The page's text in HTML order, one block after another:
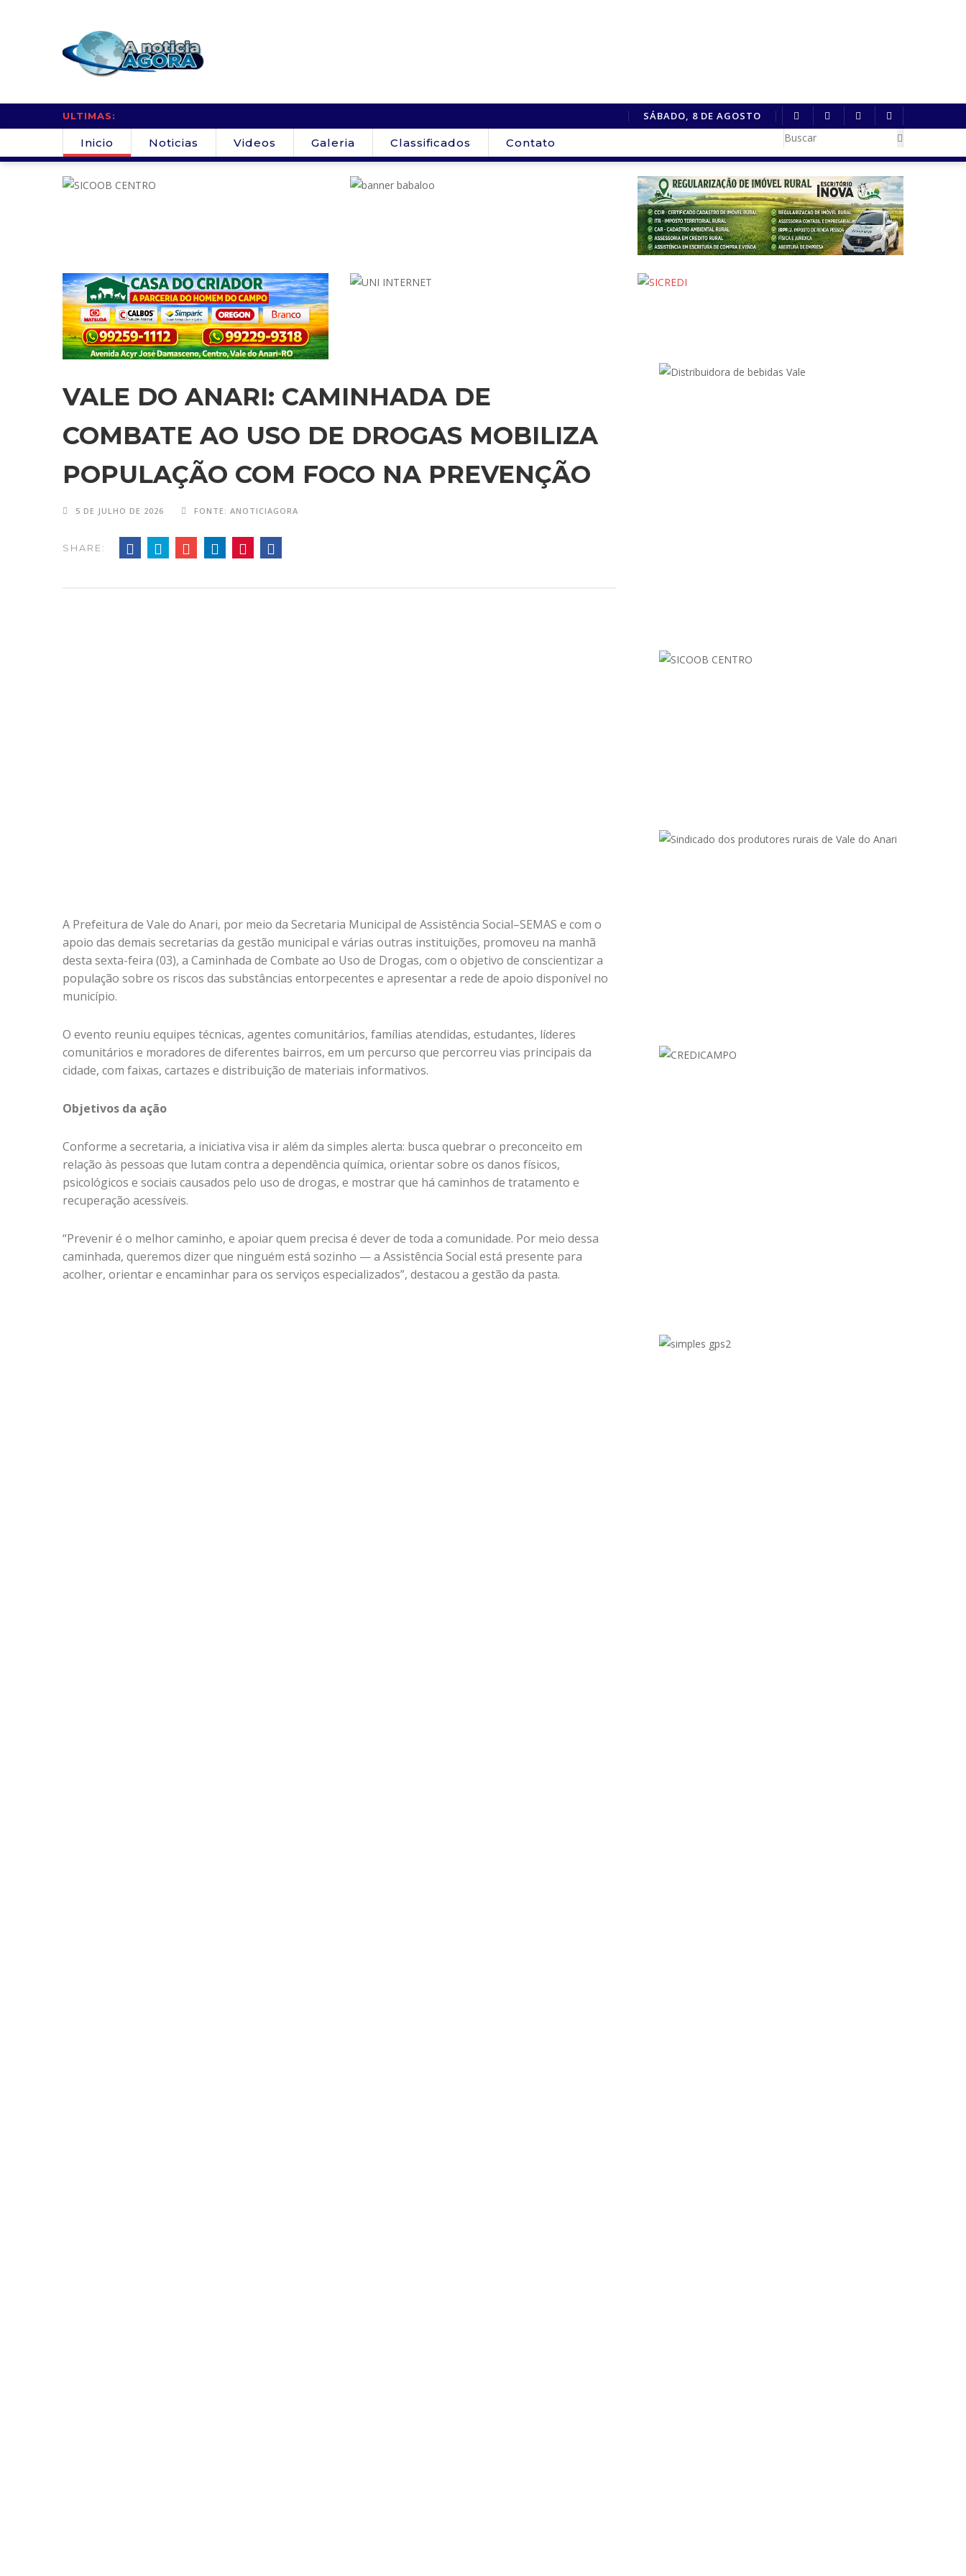
ULTIMAS: SÁBADO, 8 DE AGOSTO
Inicio Noticias Videos Galeria Classificados Contato
VALE DO ANARI: CAMINHADA DE
COMBATE AO USO DE DROGAS MOBILIZA
POPULAÇÃO COM FOCO NA PREVENÇÃO
5 DE JULHO DE 2026 FONTE: ANOTICIAGORA
SHARE:
A Prefeitura de Vale do Anari, por meio da Secretaria Municipal de Assistência Social–SEMAS e com o
apoio das demais secretarias da gestão municipal e várias outras instituições, promoveu na manhã
desta sexta-feira (03), a Caminhada de Combate ao Uso de Drogas, com o objetivo de conscientizar a
população sobre os riscos das substâncias entorpecentes e apresentar a rede de apoio disponível no
município.
O evento reuniu equipes técnicas, agentes comunitários, famílias atendidas, estudantes, líderes
comunitários e moradores de diferentes bairros, em um percurso que percorreu vias principais da
cidade, com faixas, cartazes e distribuição de materiais informativos.
Objetivos da ação
Conforme a secretaria, a iniciativa visa ir além da simples alerta: busca quebrar o preconceito em
relação às pessoas que lutam contra a dependência química, orientar sobre os danos físicos,
psicológicos e sociais causados pelo uso de drogas, e mostrar que há caminhos de tratamento e
recuperação acessíveis.
“Prevenir é o melhor caminho, e apoiar quem precisa é dever de toda a comunidade. Por meio dessa
caminhada, queremos dizer que ninguém está sozinho — a Assistência Social está presente para
acolher, orientar e encaminhar para os serviços especializados”, destacou a gestão da pasta.